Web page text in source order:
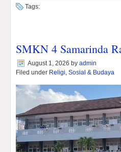
Tags:
SMKN 4 Samarinda
August 1, 2026 by admin
Filed under Religi, Sosial & Budaya